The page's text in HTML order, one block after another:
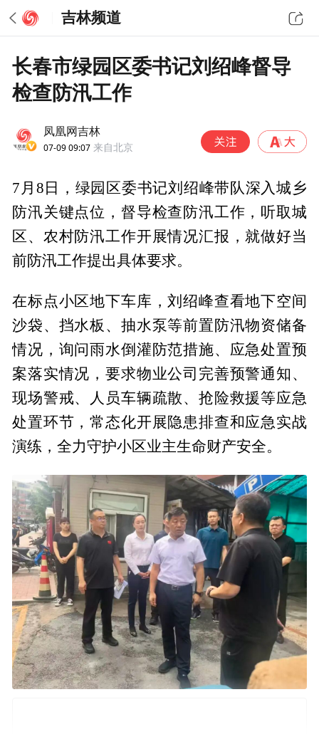
吉林频道
长春市绿园区委书记刘绍峰督导
检查防汛工作
凤凰网吉林
07-09 09:07 来自北京
7月8日，绿园区委书记刘绍峰带队深入城乡
防汛关键点位，督导检查防汛工作，听取城
区、农村防汛工作开展情况汇报，就做好当
前防汛工作提出具体要求。
在标点小区地下车库，刘绍峰查看地下空间
沙袋、挡水板、抽水泵等前置防汛物资储备
情况，询问雨水倒灌防范措施、应急处置预
案落实情况，要求物业公司完善预警通知、
现场警戒、人员车辆疏散、抢险救援等应急
处置环节，常态化开展隐患排查和应急实战
演练，全力守护小区业主生命财产安全。